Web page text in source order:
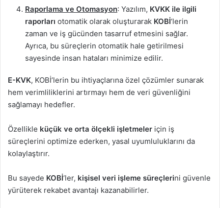
Raporlama ve Otomasyon: Yazılım, KVKK ile ilgili
raporları otomatik olarak oluşturarak KOBİ‘lerin
zaman ve iş gücünden tasarruf etmesini sağlar.
Ayrıca, bu süreçlerin otomatik hale getirilmesi
sayesinde insan hataları minimize edilir.
E-KVK, KOBİ’lerin bu ihtiyaçlarına özel çözümler sunarak
hem verimliliklerini artırmayı hem de veri güvenliğini
sağlamayı hedefler.
Özellikle küçük ve orta ölçekli işletmeler için iş
süreçlerini optimize ederken, yasal uyumluluklarını da
kolaylaştırır.
Bu sayede KOBİ‘ler, kişisel veri işleme süreçlerini güvenle
yürüterek rekabet avantajı kazanabilirler​.